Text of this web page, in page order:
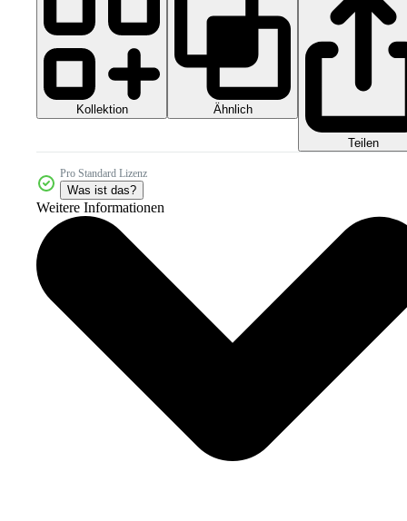
Kollektion Ähnlich
Teilen
Pro Standard Lizenz
Was ist das?
Weitere Informationen